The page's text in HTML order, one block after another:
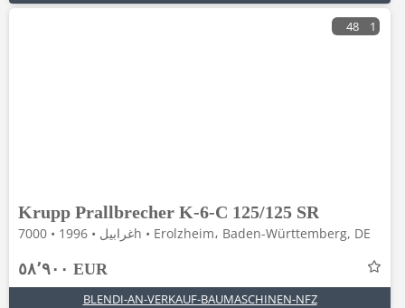
48 1
Krupp Prallbrecher K-6-C 125/125 SR
غرابيل • 1996 • 7000h • Erolzheim، Baden-Württemberg, DE
٥٨٬٩٠٠ EUR
BLENDI-AN-VERKAUF-BAUMASCHINEN-NFZ